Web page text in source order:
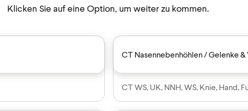
Klicken Sie auf eine Option, um weiter zu kommen.
CT Nasennebenhöhlen / Gelenke
CT WS, UK, NNH, WS, Knie, Hand,